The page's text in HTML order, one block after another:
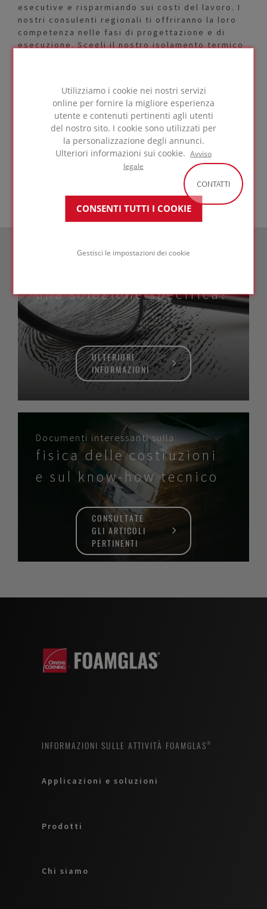
Utilizziamo i cookie nei nostri servizi
online per fornire la migliore esperienza
utente e contenuti pertinenti agli utenti
del nostro sito. I cookie sono utilizzati per
la personalizzazione degli annunci.
Ulteriori informazioni sui cookie. Avviso
legale
CONSENTI TUTTI I COOKIE
Gestisci le impostazioni dei cookie
esecutive e risparmiando sui costi del lavoro. I
nostri consulenti regionali ti offriranno la loro
competenza nelle fasi di progettazione e di
esecuzione. Scegli il nostro isolamento termico
Grado T4+
FOAMGLAS® T4 ha un valore lambda di 0,041
W/(m·K) e una resistenza alla compressione di
600 kPa. Questo prodotto è adatto per
l'isolamento di tetti piani accessibili, tetti
inclinati con struttura metallica, finiture in
una soluzione specifica?
ULTERIORI
INFORMAZIONI
Documenti interessanti sulla
fisica delle costruzioni
e sul know-how tecnico
CONSULTATE
GLI ARTICOLI
PERTINENTI
CONTATTI
INFORMAZIONI SULLE ATTIVITÀ FOAMGLAS®
Applicazioni e soluzioni
Prodotti
Chi siamo